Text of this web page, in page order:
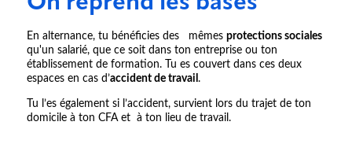
En alternance, tu bénéficies des mêmes protections sociales
qu'un salarié, que ce soit dans ton entreprise ou ton
établissement de formation. Tu es couvert dans ces deux
espaces en cas d’accident de travail .
Tu l’es également si l’accident, survient lors du trajet de ton
domicile à ton CFA et à ton lieu de travail.